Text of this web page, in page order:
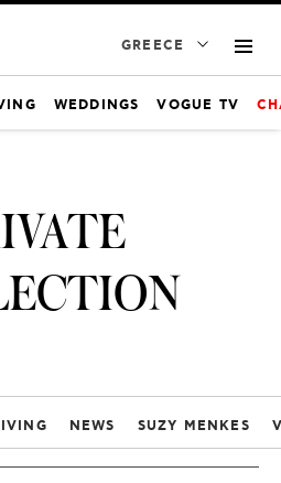
GREECE
WEDDINGS VOGUE TV
NEWS SUZY MENKES